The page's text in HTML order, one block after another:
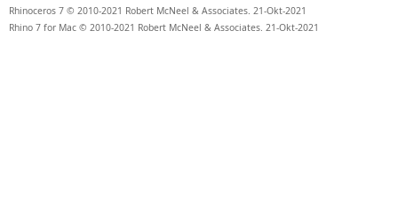
Rhinoceros 7 © 2010-2021 Robert McNeel & Associates. 21-Okt-2021
Rhino 7 for Mac © 2010-2021 Robert McNeel & Associates. 21-Okt-2021